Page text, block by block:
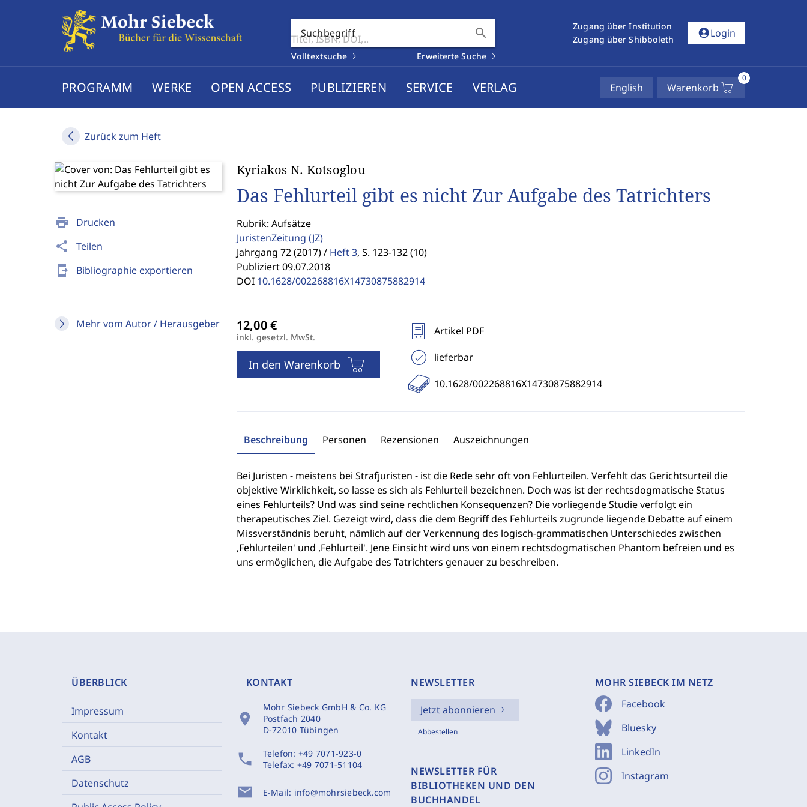
Suchbegriff search
Volltextsuche Erweiterte Suche
Zugang über Institution
Zugang über Shibboleth
account_circleLogin
PROGRAMM WERKE OPEN ACCESS PUBLIZIEREN SERVICE VERLAG English Warenkorb
0
Zurück zum Heft
print Drucken
share Teilen
send_to_mobile Bibliographie exportieren
Mehr vom Autor / Herausgeber
Kyriakos N. Kotsoglou
Das Fehlurteil gibt es nicht Zur Aufgabe des Tatrichters
Rubrik: Aufsätze
JuristenZeitung (JZ)
Jahrgang 72 (2017) / Heft 3, S. 123-132 (10)
Publiziert 09.07.2018
DOI 10.1628/002268816X14730875882914
inkl. gesetzl. MwSt.
In den Warenkorb
Artikel PDF
lieferbar
10.1628/002268816X14730875882914
Beschreibung Personen Rezensionen Auszeichnungen
Bei Juristen - meistens bei Strafjuristen - ist die Rede sehr oft von Fehlurteilen. Verfehlt das Gerichtsurteil die
objektive Wirklichkeit, so lasse es sich als Fehlurteil bezeichnen. Doch was ist der rechtsdogmatische Status
eines Fehlurteils? Und was sind seine rechtlichen Konsequenzen? Die vorliegende Studie verfolgt ein
therapeutisches Ziel. Gezeigt wird, dass die dem Begriff des Fehlurteils zugrunde liegende Debatte auf einem
Missverständnis beruht, nämlich auf der Verkennung des logisch-grammatischen Unterschiedes zwischen
,Fehlurteilen' und ,Fehlurteil'. Jene Einsicht wird uns von einem rechtsdogmatischen Phantom befreien und es
uns ermöglichen, die Aufgabe des Tatrichters genauer zu beschreiben.
ÜBERBLICK
Impressum
Kontakt
AGB
Datenschutz
KONTAKT
location_on
Mohr Siebeck GmbH & Co. KG
Postfach 2040
D-72010 Tübingen
phone Telefon: +49 7071-923-0
Telefax: +49 7071-51104
mail E-Mail: info@mohrsiebeck.com
NEWSLETTER
Jetzt abonnieren
Abbestellen
NEWSLETTER FÜR
BIBLIOTHEKEN UND DEN
BUCHHANDEL
MOHR SIEBECK IM NETZ
Facebook
Bluesky
LinkedIn
Instagram